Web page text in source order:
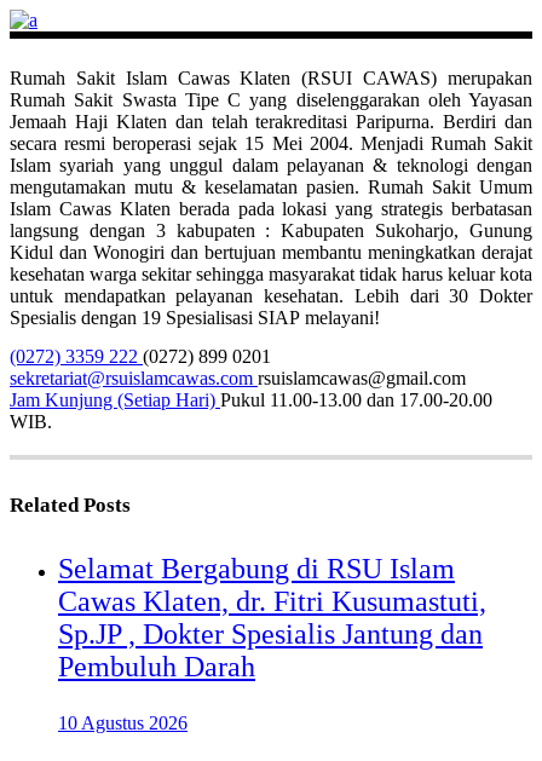
Rumah Sakit Islam Cawas Klaten (RSUI CAWAS) merupakan
Rumah Sakit Swasta Tipe C yang diselenggarakan oleh Yayasan
Jemaah Haji Klaten dan telah terakreditasi Paripurna. Berdiri dan
secara resmi beroperasi sejak 15 Mei 2004. Menjadi Rumah Sakit
Islam syariah yang unggul dalam pelayanan & teknologi dengan
mengutamakan mutu & keselamatan pasien. Rumah Sakit Umum
Islam Cawas Klaten berada pada lokasi yang strategis berbatasan
langsung dengan 3 kabupaten : Kabupaten Sukoharjo, Gunung
Kidul dan Wonogiri dan bertujuan membantu meningkatkan derajat
kesehatan warga sekitar sehingga masyarakat tidak harus keluar kota
untuk mendapatkan pelayanan kesehatan. Lebih dari 30 Dokter
Spesialis dengan 19 Spesialisasi SIAP melayani!
(0272) 3359 222 (0272) 899 0201
sekretariat@rsuislamcawas.com rsuislamcawas@gmail.com
Jam Kunjung (Setiap Hari) Pukul 11.00-13.00 dan 17.00-20.00
WIB.
Related Posts
Selamat Bergabung di RSU Islam
Cawas Klaten, dr. Fitri Kusumastuti,
Sp.JP , Dokter Spesialis Jantung dan
Pembuluh Darah
10 Agustus 2026